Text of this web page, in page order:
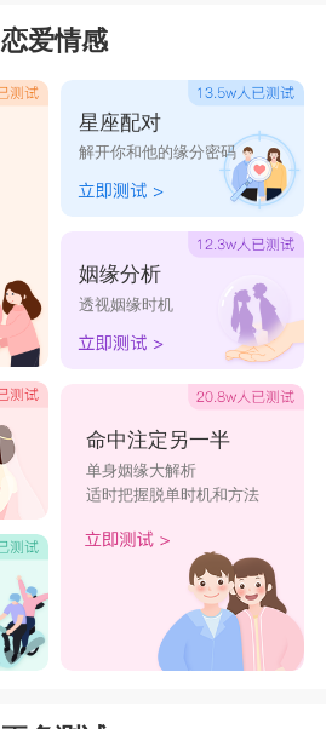
恋爱情感
星座配对
解开你和他的缘分密码
姻缘分析
透视姻缘时机
命中注定另一半
单身姻缘大解析
适时把握脱单时机和方法